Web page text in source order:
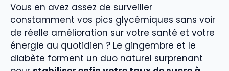
Vous en avez assez de surveiller
constamment vos pics glycémiques sans voir
de réelle amélioration sur votre santé et votre
énergie au quotidien ? Le gingembre et le
diabète forment un duo naturel surprenant